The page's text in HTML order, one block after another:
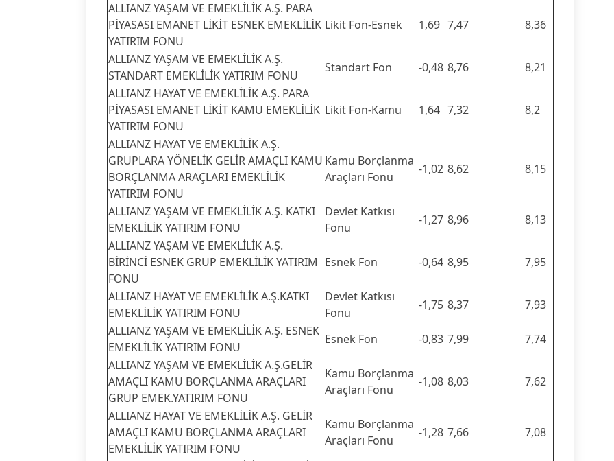
ALLIANZ YAŞAM VE EMEKLİLİK A.Ş. PARA
PİYASASI EMANET LİKİT ESNEK EMEKLİLİK
YATIRIM FONU
Likit Fon-Esnek 1,69 7,47 8,36
ALLIANZ YAŞAM VE EMEKLİLİK A.Ş.
STANDART EMEKLİLİK YATIRIM FONU
Standart Fon -0,48 8,76
8,21
ALLIANZ HAYAT VE EMEKLİLİK A.Ş. PARA
PİYASASI EMANET LİKİT KAMU EMEKLİLİK
YATIRIM FONU
Likit Fon-Kamu 1,64 7,32 8,2
ALLIANZ HAYAT VE EMEKLİLİK A.Ş.
GRUPLARA YÖNELİK GELİR AMAÇLI KAMU
BORÇLANMA ARAÇLARI EMEKLİLİK
YATIRIM FONU
Kamu Borçlanma
Araçları Fonu
-1,02 8,62 8,15
ALLIANZ YAŞAM VE EMEKLİLİK A.Ş. KATKI
EMEKLİLİK YATIRIM FONU
Devlet Katkısı
Fonu
-1,27 8,96
8,13
ALLIANZ YAŞAM VE EMEKLİLİK A.Ş.
BİRİNCİ ESNEK GRUP EMEKLİLİK YATIRIM
FONU
Esnek Fon -0,64 8,95 7,95
ALLIANZ HAYAT VE EMEKLİLİK A.Ş.KATKI
EMEKLİLİK YATIRIM FONU
Devlet Katkısı
Fonu
-1,75 8,37
7,93
ALLIANZ YAŞAM VE EMEKLİLİK A.Ş. ESNEK
EMEKLİLİK YATIRIM FONU
Esnek Fon -0,83 7,99
7,74
ALLIANZ YAŞAM VE EMEKLİLİK A.Ş.GELİR
AMAÇLI KAMU BORÇLANMA ARAÇLARI
GRUP EMEK.YATIRIM FONU
Kamu Borçlanma
Araçları Fonu
-1,08 8,03 7,62
ALLIANZ HAYAT VE EMEKLİLİK A.Ş. GELİR
AMAÇLI KAMU BORÇLANMA ARAÇLARI
EMEKLİLİK YATIRIM FONU
Kamu Borçlanma
Araçları Fonu
-1,28 7,66 7,08